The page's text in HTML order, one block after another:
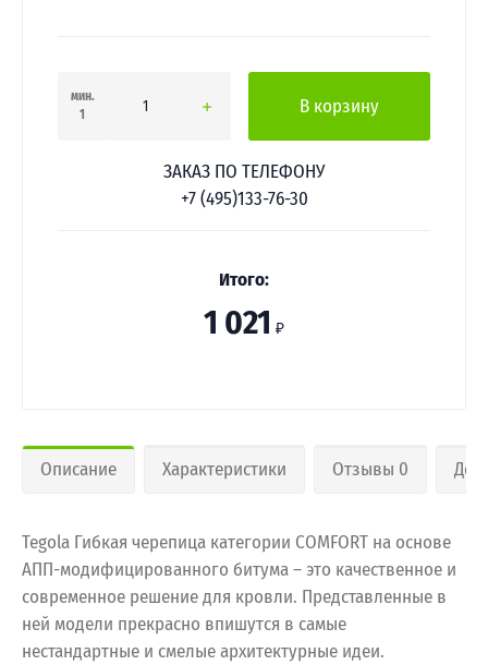
мин.
1
В корзину
ЗАКАЗ ПО ТЕЛЕФОНУ
+7 (495)133-76-30
Итого:
1 021 ₽
Описание Характеристики Отзывы 0
Tegola Гибкая черепица категории COMFORT на основе
АПП-модифицированного битума – это качественное и
современное решение для кровли. Представленные в
ней модели прекрасно впишутся в самые
нестандартные и смелые архитектурные идеи.